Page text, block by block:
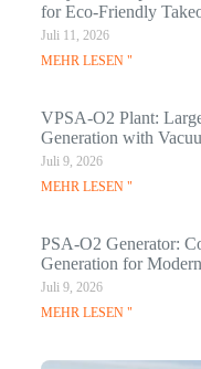
for Eco-Friendly
Juli 11, 2026
MEHR LESEN "
VPSA-O2 Plant:
Generation with
Juli 9, 2026
MEHR LESEN "
PSA-O2 Generator:
Generation for
Juli 9, 2026
MEHR LESEN "